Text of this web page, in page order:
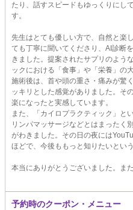
たり、話すスピードもゆっくりにし
す。
先生はとても優しい方で、自然と楽
ても丁寧に聞いてくださり、AI診断
きました。提案されたサプリのよう
ックにおける「食事」や「栄養」の
施術後は、首や頭の重さ・痛みが驚
ッキリとした感覚がありました。そ
楽になったと実感しています。
また、「カイロプラクティック」と
リンパマッサージなどとはまったく
がわきました。その日の夜には
ほどで、今後ももっと知りたいとい
本当にありがとうございました。ま
予約時のクーポン・メニュー